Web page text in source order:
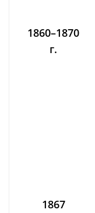
1860–1870
г.
1867